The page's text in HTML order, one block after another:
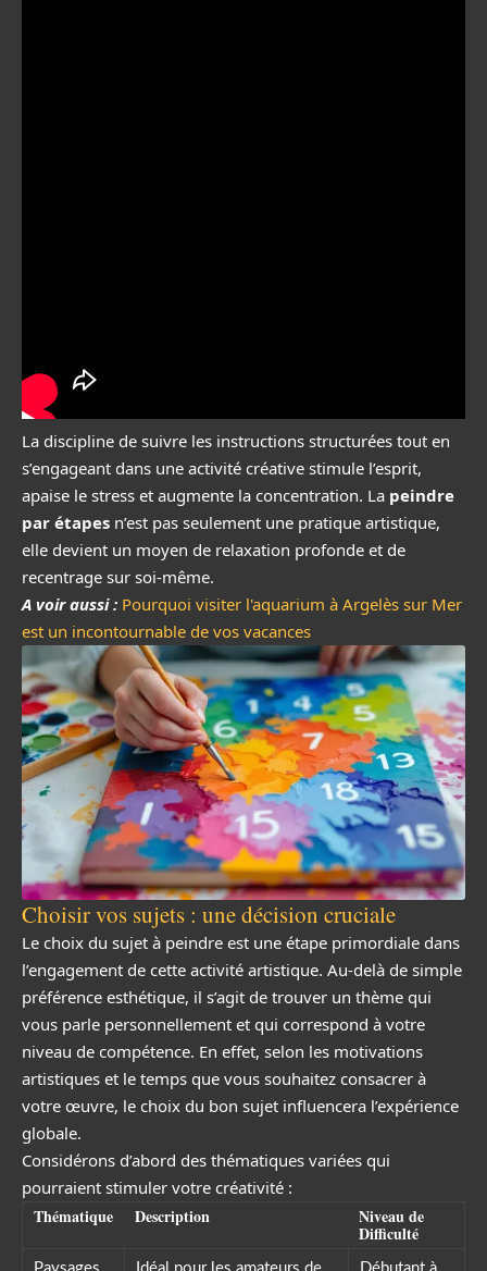
La discipline de suivre les instructions structurées tout en
s’engageant dans une activité créative stimule l’esprit,
apaise le stress et augmente la concentration. La peindre
par étapes n’est pas seulement une pratique artistique,
elle devient un moyen de relaxation profonde et de
recentrage sur soi-même.
A voir aussi : Pourquoi visiter l'aquarium à Argelès sur Mer
est un incontournable de vos vacances
Choisir vos sujets : une décision cruciale
Le choix du sujet à peindre est une étape primordiale dans
l’engagement de cette activité artistique. Au-delà de simple
préférence esthétique, il s’agit de trouver un thème qui
vous parle personnellement et qui correspond à votre
niveau de compétence. En effet, selon les motivations
artistiques et le temps que vous souhaitez consacrer à
votre œuvre, le choix du bon sujet influencera l’expérience
globale.
Considérons d’abord des thématiques variées qui
pourraient stimuler votre créativité :
Thématique Description Niveau de
Difficulté